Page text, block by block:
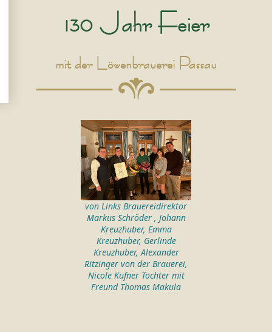
130 Jahr Feier
mit der Löwenbrauerei Passau
von Links Brauereidirektor
Markus Schröder , Johann
Kreuzhuber, Emma
Kreuzhuber, Gerlinde
Kreuzhuber, Alexander
Ritzinger von der Brauerei,
Nicole Kufner Tochter mit
Freund Thomas Makula